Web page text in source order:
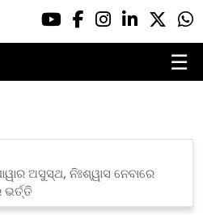
☰
ଅସୁସ୍ଥ, ନିଃଶ୍ୱାସ ନେବାରେ